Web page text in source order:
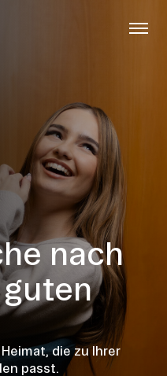
nach
die zu Ihrer
passt.